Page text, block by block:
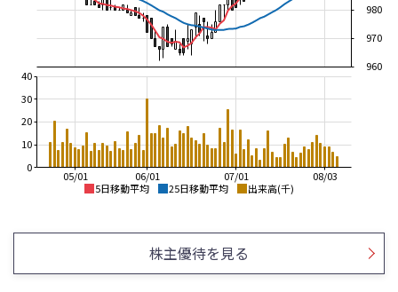
5日移動平均 25日移動平均 出来高(千)
08/03
07/01
06/01
05/01
960
970
980
0
10
20
30
40
1,000
1,020
1,040
2,000
2,500
株主優待を見る